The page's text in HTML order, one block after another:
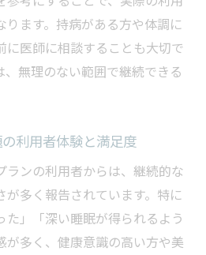
ります。持病がある方や体調に
に医師に相談することも大切で
、無理のない範囲で継続できる
利用者体験と満足度
ランの利用者からは、継続的な
多く報告されています。特に
た」「深い睡眠が得られるよう
が多く、健康意識の高い方や美